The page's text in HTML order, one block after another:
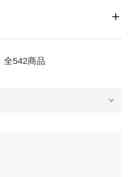
全542商品